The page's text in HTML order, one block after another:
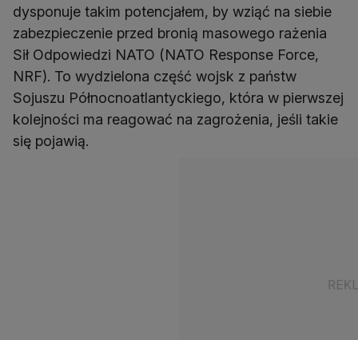
dysponuje takim potencjałem, by wziąć na siebie
zabezpieczenie przed bronią masowego rażenia
Sił Odpowiedzi NATO (NATO Response Force,
NRF). To wydzielona część wojsk z państw
Sojuszu Północnoatlantyckiego, która w pierwszej
kolejności ma reagować na zagrożenia, jeśli takie